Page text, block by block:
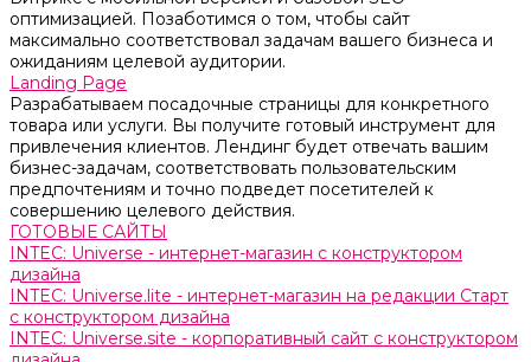
оптимизацией. Позаботимся о том, чтобы сайт
максимально соответствовал задачам вашего бизнеса и
ожиданиям целевой аудитории.
Landing Page
Разрабатываем посадочные страницы для конкретного
товара или услуги. Вы получите готовый инструмент для
привлечения клиентов. Лендинг будет отвечать вашим
бизнес-задачам, соответствовать пользовательским
предпочтениям и точно подведет посетителей к
совершению целевого действия.
ГОТОВЫЕ САЙТЫ
INTEC: Universe - интернет-магазин с конструктором
дизайна
INTEC: Universe.lite - интернет-магазин на редакции Старт
с конструктором дизайна
INTEC: Universe.site - корпоративный сайт с конструктором